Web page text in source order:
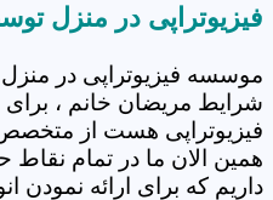
فیزیوتراپی در منزل
موسسه فیزیوتراپی در
شرایط مریضان خانم ،
فیزیوتراپی هست از
همین الان ما در تمام نقاط
داریم که برای ارائه نمودن